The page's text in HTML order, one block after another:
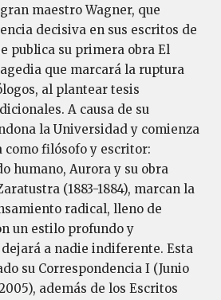
maestro Wagner, que
decisiva en sus escritos de
publica su primera obra El
que marcará la ruptura
al plantear tesis
A causa de su
la Universidad y comienza
como filósofo y escritor:
humano, Aurora y su obra
(1883-1884), marcan la
radical, lleno de
un estilo profundo y
a nadie indiferente. Esta
su Correspondencia I (Junio
además de los Escritos